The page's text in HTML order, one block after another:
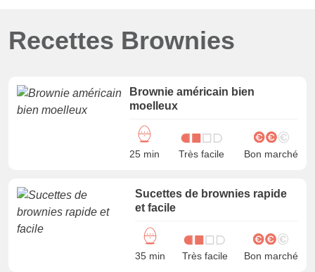
Recettes Brownies
Brownie américain bien
moelleux
25 min Très facile Bon marché
Sucettes de brownies rapide
et facile
35 min Très facile Bon marché